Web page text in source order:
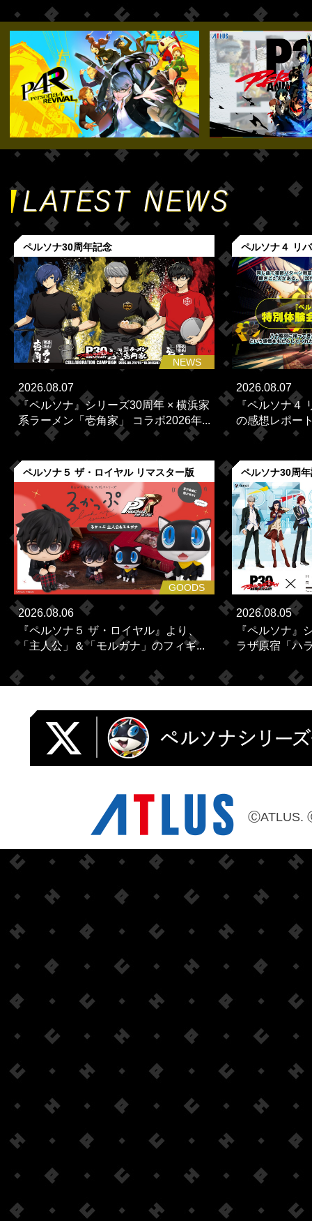
ペルソナ30周年記念
NEWS
2026.08.07
『ペルソナ』シリーズ30周年 × 横浜家
系ラーメン「壱角家」 コラボ2026年...
ペルソナ４ リ
2026.08.07
『ペルソナ４
の感想レポー
ペルソナ５ ザ・ロイヤル リマスター版
GOODS
2026.08.06
『ペルソナ５ ザ・ロイヤル』より、
「主人公」＆「モルガナ」のフィギ...
ペルソナ30周
2026.08.05
『ペルソナ』
ラザ原宿「ハ
ⒸATLUS.